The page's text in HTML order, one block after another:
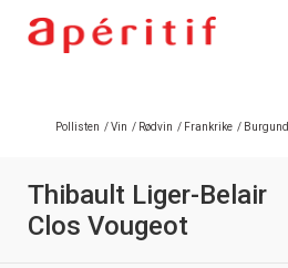
Pollisten /Vin / Rødvin / Frankrike / Burgund
Thibault Liger-Belair
Clos Vougeot